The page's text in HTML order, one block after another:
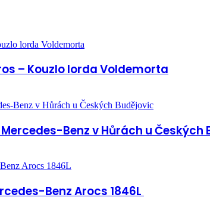
– Kouzlo lorda Voldemorta
Benz v Hůrách u Českých
Benz Arocs 1846L